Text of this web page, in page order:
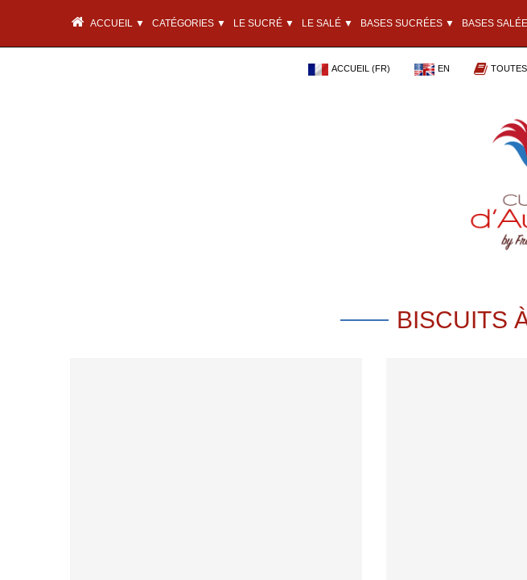
ACCUEIL ▼ CATÉGORIES ▼ LE SUCRÉ ▼ LE SALÉ ▼ BASES SUCRÉES ▼ BASES
ACCUEIL (FR) EN
BISCUITS